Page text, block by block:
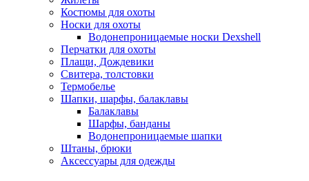
Костюмы для охоты
Носки для охоты
Водонепроницаемые носки Dexshell
Перчатки для охоты
Плащи, Дождевики
Свитера, толстовки
Термобелье
Шапки, шарфы, балаклавы
Балаклавы
Шарфы, банданы
Водонепроницаемые шапки
Штаны, брюки
Аксессуары для одежды